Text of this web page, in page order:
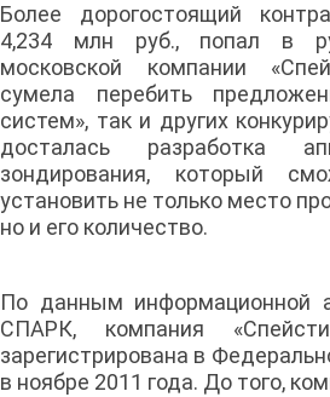
Более дорогостоящий
4,234 млн руб., попал в
московской компании
сумела перебить
систем», так и других
досталась разработка
зондирования, который
установить не только место
но и его количество.
По данным информационной
СПАРК, компания
зарегистрирована в
в ноябре 2011 года. До того,